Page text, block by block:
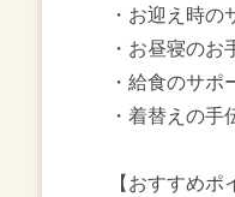
・お迎え時の
・お昼寝のお
・給食のサポ
・着替えの手
【おすすめポ